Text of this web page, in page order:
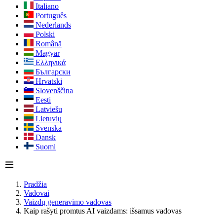
Italiano
Português
Nederlands
Polski
Română
Magyar
Ελληνικά
Български
Hrvatski
Slovenščina
Eesti
Latviešu
Lietuvių
Svenska
Dansk
Suomi
Pradžia
Vadovai
Vaizdų generavimo vadovas
Kaip rašyti promtus AI vaizdams: išsamus vadovas